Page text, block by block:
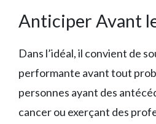
Anticiper Avant
Dans l’idéal, il convient de
performante avant tout
personnes ayant des
cancer ou exerçant des